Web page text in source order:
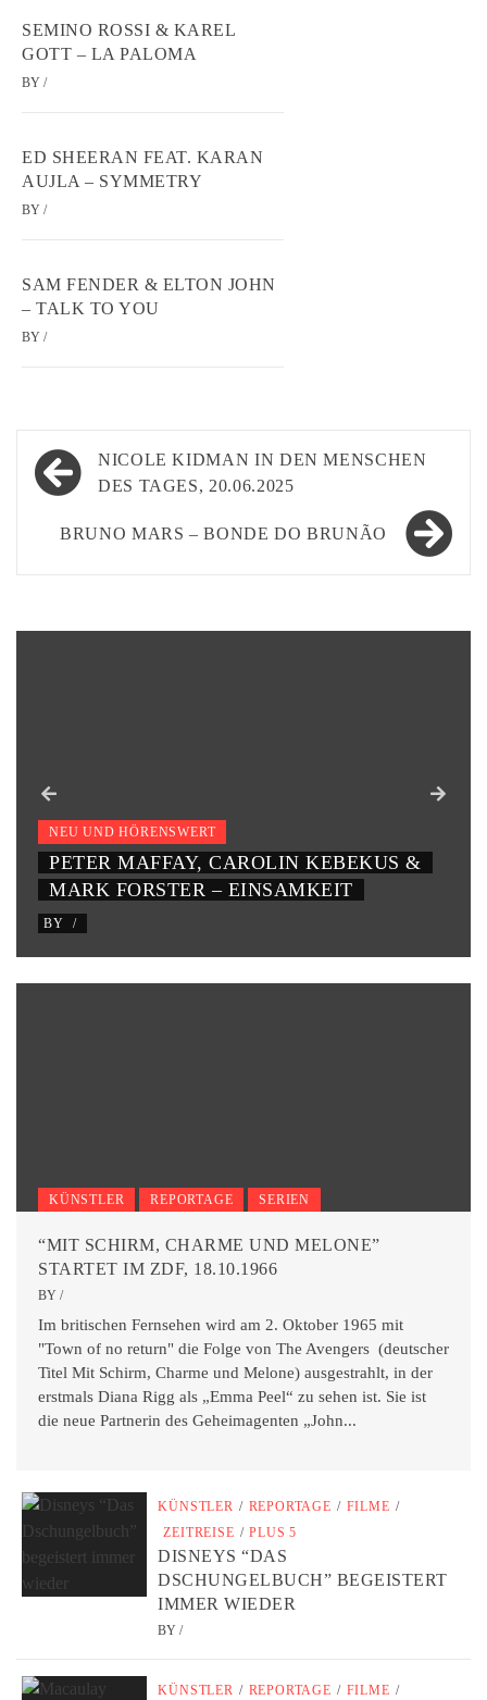
SEMINO ROSSI & KAREL
GOTT – LA PALOMA
BY /
ED SHEERAN FEAT. KARAN
AUJLA – SYMMETRY
BY /
SAM FENDER & ELTON JOHN
– TALK TO YOU
BY /
Beitragsnavigation
NICOLE KIDMAN IN DEN MENSCHEN
DES TAGES, 20.06.2025
BRUNO MARS – BONDE DO BRUNÃO
NEU UND HÖRENSWERT
PETER MAFFAY, CAROLIN KEBEKUS &
MARK FORSTER – EINSAMKEIT
BY /
KÜNSTLER REPORTAGE SERIEN
“MIT SCHIRM, CHARME UND MELONE”
STARTET IM ZDF, 18.10.1966
BY /
Im britischen Fernsehen wird am 2. Oktober 1965 mit
"Town of no return" die Folge von The Avengers (deutscher
Titel Mit Schirm, Charme und Melone) ausgestrahlt, in der
erstmals Diana Rigg als „Emma Peel“ zu sehen ist. Sie ist
die neue Partnerin des Geheimagenten „John...
KÜNSTLER / REPORTAGE / FILME /
ZEITREISE / PLUS 5
DISNEYS “DAS
DSCHUNGELBUCH” BEGEISTERT
IMMER WIEDER
BY /
KÜNSTLER / REPORTAGE / FILME /